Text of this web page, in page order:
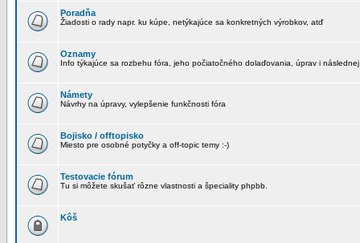
Poradňa
Žiadosti o rady napr. ku kúpe, netýkajúce sa konkretných výrobkov, atď
Oznamy
Info týkajúce sa rozbehu fóra, jeho počiatočného dolaďovania, úprav i
Námety
Návrhy na úpravy, vylepšenie funkčnosti fóra
Bojisko / offtopisko
Miesto pre osobné potyčky a off-topic temy :-)
Testovacie fórum
Tu si môžete skušať rôzne vlastnosti a špeciality phpbb.
Kôš